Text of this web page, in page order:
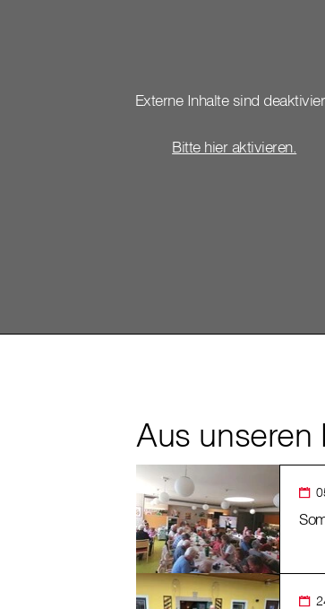
Externe Inhalte sind
Bitte hier aktivieren.
Aus unseren